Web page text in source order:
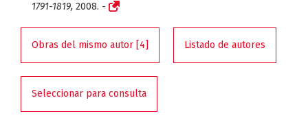
1791-1819, 2008. -
Obras del mismo autor [4] Listado de autores
Seleccionar para consulta